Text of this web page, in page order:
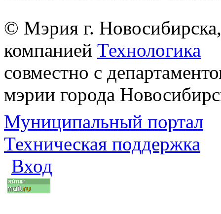
© Мэрия г.
компанией Технологика
совместно с
мэрии города
Муниципальный портал
Техническая поддержка
Вход